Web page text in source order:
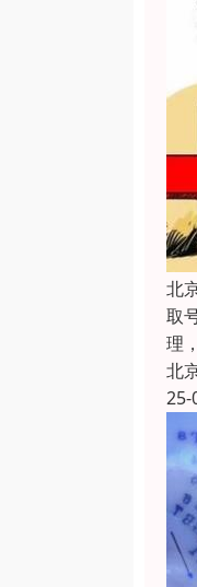
北
取
理
北
25-